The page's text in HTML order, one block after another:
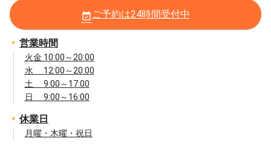
event_available ご予約は24時間受付中
営業時間
火金 10:00～20:00
水 12:00～20:00
土 9:00～17:00
日 9:00～16:00
休業日
月曜・木曜・祝日